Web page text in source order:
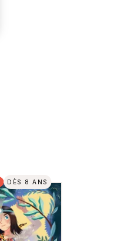
DÈS 8 ANS